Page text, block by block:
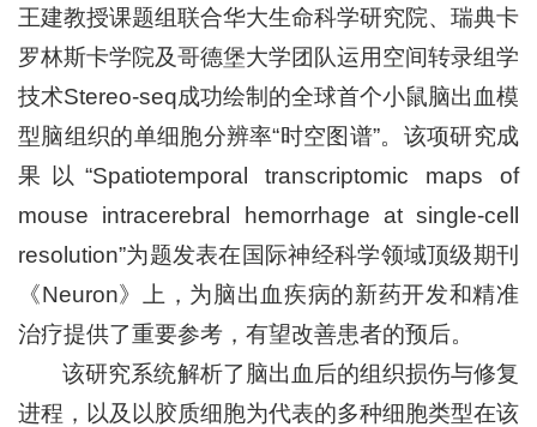
王建教授课题组联合华大生命科学研究院、瑞典卡
罗林斯卡学院及哥德堡大学团队运用空间转录组学
技术Stereo-seq成功绘制的全球首个小鼠脑出血模
型脑组织的单细胞分辨率“时空图谱”。该项研究成
果以“Spatiotemporal transcriptomic maps of
mouse intracerebral hemorrhage at single-cell
resolution”为题发表在国际神经科学领域顶级期刊
《Neuron》上，为脑出血疾病的新药开发和精准
治疗提供了重要参考，有望改善患者的预后。
该研究系统解析了脑出血后的组织损伤与修复
进程，以及以胶质细胞为代表的多种细胞类型在该